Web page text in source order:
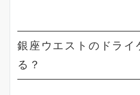
銀座ウエストのドライ
る？